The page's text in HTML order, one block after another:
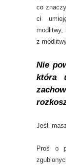
co
ci
modlitwy,
z
Nie
która
Jeśli
Proś o